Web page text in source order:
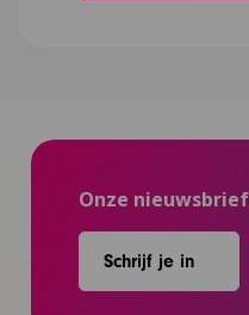
Onze
Schrijf je in